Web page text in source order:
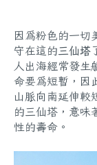
因為粉色的一切
守在這的三仙塔
人出海經常發生
命要為短暫，因
山脈向南延伸較
的三仙塔，意味
性的壽命。